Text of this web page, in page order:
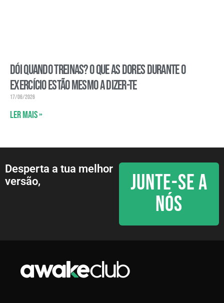
Dói quando treinas? O que as dores durante o
exercício estão mesmo a dizer-te
17/06/2026
Ler mais »
Desperta a tua melhor
versão,
JUNTE-SE A
NÓS